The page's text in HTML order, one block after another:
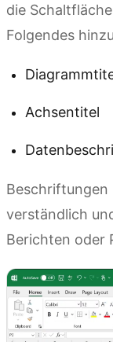
die Schaltfläche
Folgendes
Achsentitel
Beschriftungen
verständlich
Berichten oder